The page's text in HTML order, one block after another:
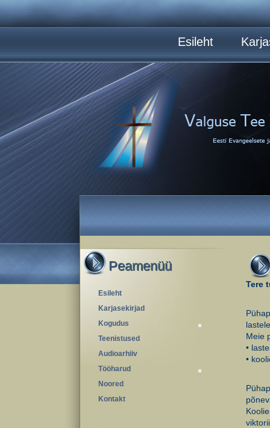
Peamenüü
Esileht
Karjasekirjad
Kogudus
Teenistused
Audioarhiiv
Tööharud
Noored
Kontakt
Tere
Meie
•
•
Esileht